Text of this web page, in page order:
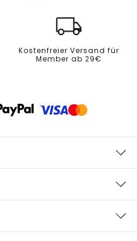
Kostenfreier Versand für
Member ab 29€